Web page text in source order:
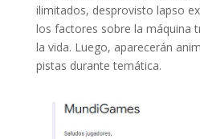
ilimitados, desprovisto lapso
los factores sobre la máquina
la vida. Luego, aparecerán
pistas durante temática.